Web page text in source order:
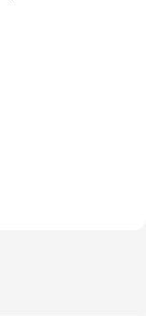
страница